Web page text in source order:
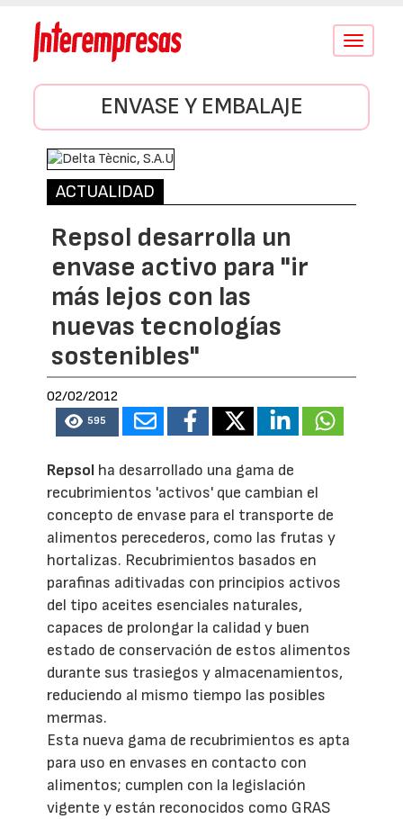
Conmutar
ENVASE Y EMBALAJE
ACTUALIDAD
Repsol desarrolla un
envase activo para "ir
más lejos con las
nuevas tecnologías
sostenibles"
02/02/2012
595
Repsol ha desarrollado una gama de
recubrimientos 'activos' que cambian el
concepto de envase para el transporte de
alimentos perecederos, como las frutas y
hortalizas. Recubrimientos basados en
parafinas aditivadas con principios activos
del tipo aceites esenciales naturales,
capaces de prolongar la calidad y buen
estado de conservación de estos alimentos
durante sus trasiegos y almacenamientos,
reduciendo al mismo tiempo las posibles
mermas.
Esta nueva gama de recubrimientos es apta
para uso en envases en contacto con
alimentos; cumplen con la legislación
vigente y están reconocidos como GRAS